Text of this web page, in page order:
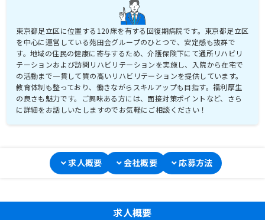
東京都足立区に位置する120床を有する回復期病院です。東京都足立区
を中心に運営している苑田会グループのひとつで、安定感も抜群で
す。地域の住民の健康に寄与するため、介護保険下にて通所リハビリ
テーションおよび訪問リハビリテーションを実施し、入院から在宅で
の活動まで一貫して質の高いリハビリテーションを提供しています。
教育体制も整っており、働きながらスキルアップも目指す。福利厚生
の良さも魅力です。ご興味ある方には、面接対策ポイントなど、さら
に詳細をお話しいたしますのでお気軽にご相談ください！
求人概要 会社概要 応募方法
求人概要